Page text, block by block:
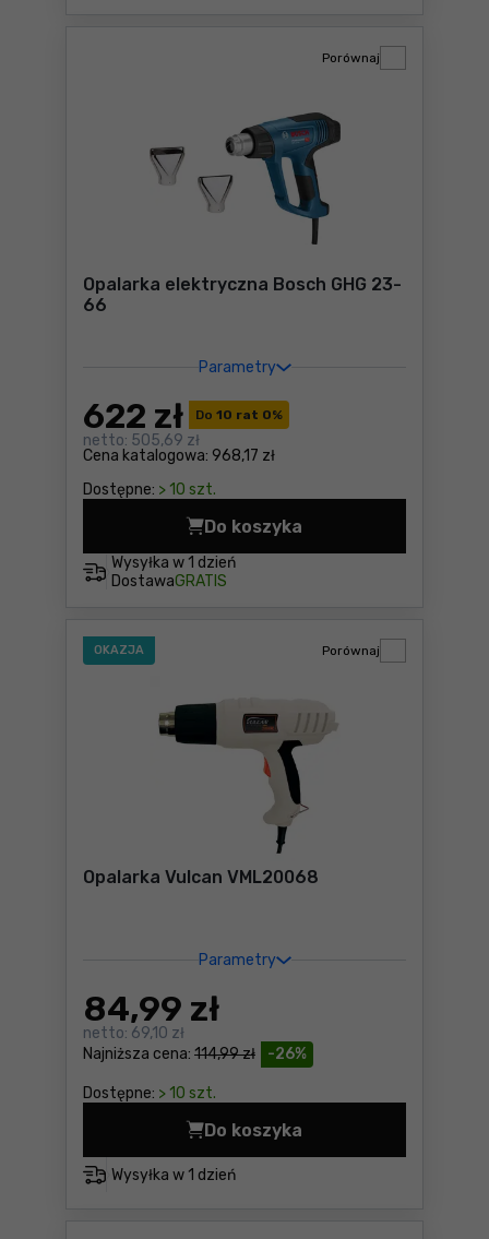
Opalarka elektryczna Bosch GHG 23-
66
Parametry
Do 10 rat 0%
Cena katalogowa: 968,17 zł
622 zł
netto: 505,69 zł
Dostępne: > 10 szt.
Porównaj
Wysyłka w 1 dzień
DostawaGRATIS
Do koszyka
Opalarka elektryczna
OKAZJA
Opalarka Vulcan VML20068
Parametry
-26%
Najniższa cena: 114,99 zł
84,99 zł
netto: 69,10 zł
Dostępne: > 10 szt.
Porównaj
Wysyłka w 1 dzień
Do koszyka
Opalarka Vulcan VML20068